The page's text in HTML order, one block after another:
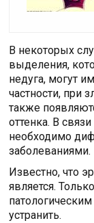
В некоторых
выделения,
недуга, могут
частности, при
также
оттенка. В
необходимо
заболеваниями.
Известно, что
является.
устранить.